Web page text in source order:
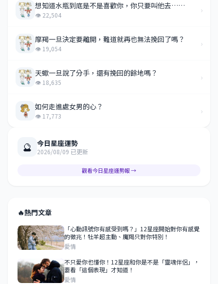
想知道水瓶到底是不是喜歡你，你只要叫他去……
👁 22,504
›
摩羯一旦決定要離開，難道就再也無法挽回了嗎？
👁 19,054
›
天蠍一旦說了分手，還有挽回的餘地嗎？
👁 18,635
›
如何走進處女男的心？
👁 17,773
›
🔮 今日星座運勢
2026/08/09 已更新
觀看今日星座運勢報 →
🔥熱門文章
「心動訊號你有感受到嗎？」12星座開始對你有感覺
的徵兆！牡羊超主動、魔羯只對你特別！
愛情
不只愛你也懂你！12星座和你是不是「靈魂伴侶」，
要看「這個表現」才知道！
愛情